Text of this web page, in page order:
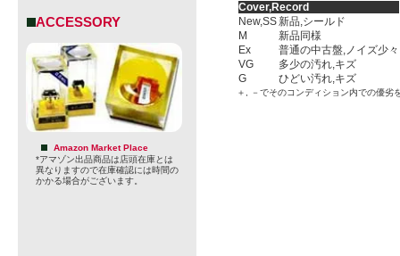
ACCESSORY
Amazon Market Place
*アマゾン出品商品は店頭在庫とは
異なりますので在庫確認には時間の
かかる場合がございます。
Cover,Record
New,SS新品,シールド
M
新品同様
Ex
普通の中古盤,ノイズ少々
VG
多少の汚れ,キズ
G
ひどい汚れ,キズ
＋, －でそのコンディション内での優劣